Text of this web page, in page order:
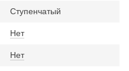
Ступенчатый
Нет
Нет